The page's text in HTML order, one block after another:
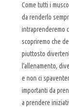
Come tutti i
da renderlo
intraprenderemo
scopriremo che
piuttosto
l’allenamento,
e non ci
importanti da
a prendere